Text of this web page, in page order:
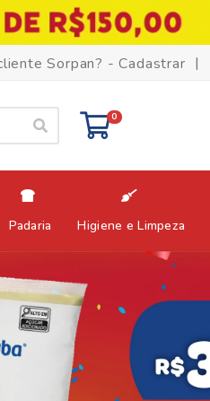
Sorpan? - Cadastrar |
0
Padaria Higiene e Limpeza